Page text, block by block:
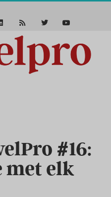
#16:
met elk